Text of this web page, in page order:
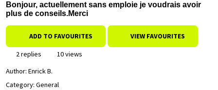
Bonjour, actuellement sans emploie je voudrais avoir
plus de conseils.Merci
ADD TO FAVOURITES VIEW FAVOURITES
2 replies
10 views
Author: Enrick B.
Category: General